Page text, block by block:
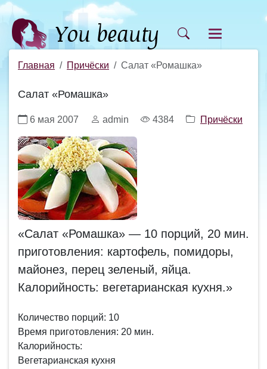
Главная Причёски Салат «Ромашка»
Салат «Ромашка»
6 мая 2007 admin 4384 Причёски
«Салат «Ромашка» — 10 порций, 20 мин.
приготовления: картофель, помидоры,
майонез, перец зеленый, яйца.
Калорийность: вегетарианская кухня.»
Количество порций: 10
Время приготовления: 20 мин.
Калорийность:
Вегетарианская кухня